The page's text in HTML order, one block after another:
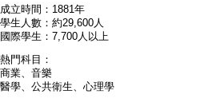
成立時間：1881年
學生人數：約29,600人
國際學生：7,700人以上
熱門科目：
商業、音樂
醫學、公共衛生、心理學